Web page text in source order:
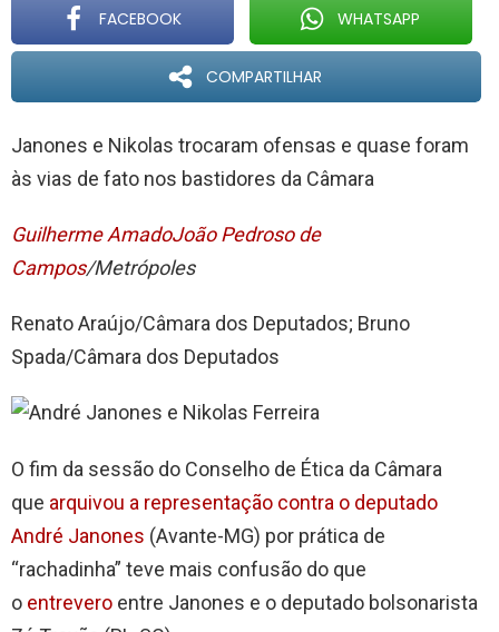
FACEBOOK WHATSAPP
COMPARTILHAR
Janones e Nikolas trocaram ofensas e quase foram
às vias de fato nos bastidores da Câmara
Guilherme AmadoJoão Pedroso de
Campos/Metrópoles
Renato Araújo/Câmara dos Deputados; Bruno
Spada/Câmara dos Deputados
O fim da sessão do Conselho de Ética da Câmara
que arquivou a representação contra o deputado
André Janones (Avante-MG) por prática de
“rachadinha” teve mais confusão do que
o entrevero entre Janones e o deputado bolsonarista